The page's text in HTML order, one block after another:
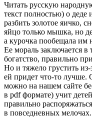
Читать русскую
текст полностью) о деде
разбить золотое яичко,
яйцо только мышка, но
а курочка пообещала им
Ее мораль заключается
богатство, правильно
Но и тяжело грустить
ей придет что-то лучше.
можно на нашем сайте
в pdf формате) учит
правильно
в повседневных мелочах.